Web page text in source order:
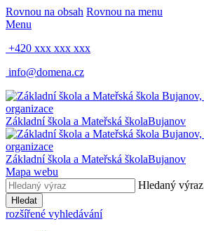
Rovnou na obsah Rovnou na menu
Menu
+420 xxx xxx xxx
info@domena.cz
Základní škola a Mateřská školaBujanov
Základní škola a Mateřská školaBujanov
Mapa webu
Hledaný výraz
Hledat
rozšířené vyhledávání